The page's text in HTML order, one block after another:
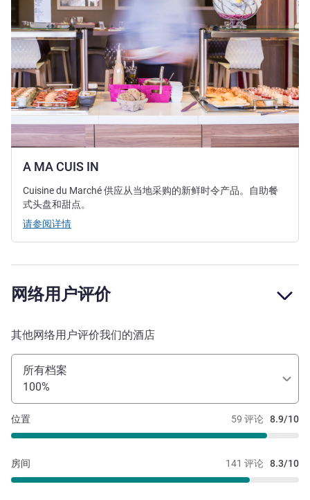
A MA CUIS IN
Cuisine du Marché 供应从当地采购的新鲜时令产品。自助餐
式头盘和甜点。
请参阅详情
网络用户评价
其他网络用户评价我们的酒店
所有档案
100%
59 评论 8.9/10
位置
141 评论 8.3/10
房间